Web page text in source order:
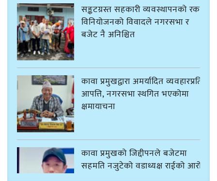
सङ्कटग्रस्त सहकारी व्यवस्थापनको रकम
विनियोजनको विवादले नगरसभा र
बजेट नै अनिश्चित
कावा प्रमुखद्वारा अमर्यादित व्यवहारप्रति
आपत्ति, नगरसभा स्थगित भएकोमा
क्षमायाचना
कावा प्रमुखको जिद्दीपनले बजेटमा
सहमति नजुटेको वडाध्यक्ष राईको आरोप